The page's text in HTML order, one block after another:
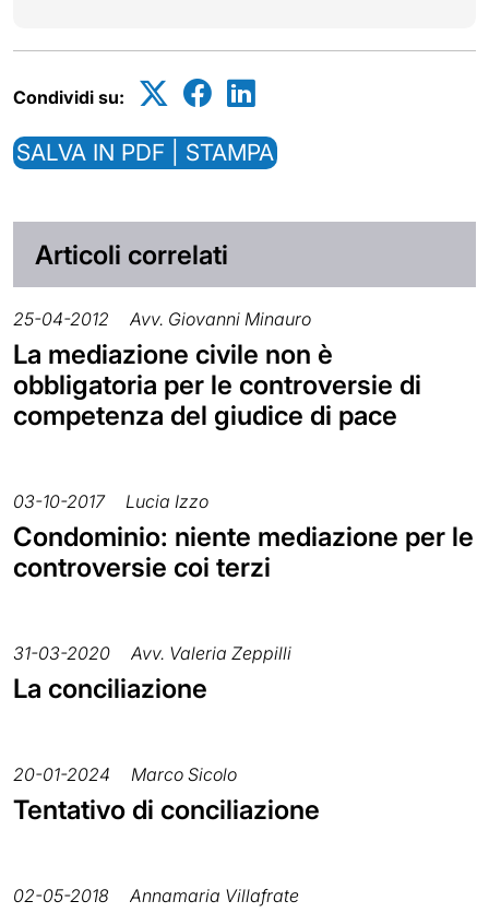
Condividi su:
SALVA IN PDF | STAMPA
Articoli correlati
25-04-2012 Avv. Giovanni Minauro
La mediazione civile non è
obbligatoria per le controversie di
competenza del giudice di pace
03-10-2017 Lucia Izzo
Condominio: niente mediazione per le
controversie coi terzi
31-03-2020 Avv. Valeria Zeppilli
La conciliazione
20-01-2024 Marco Sicolo
Tentativo di conciliazione
02-05-2018 Annamaria Villafrate